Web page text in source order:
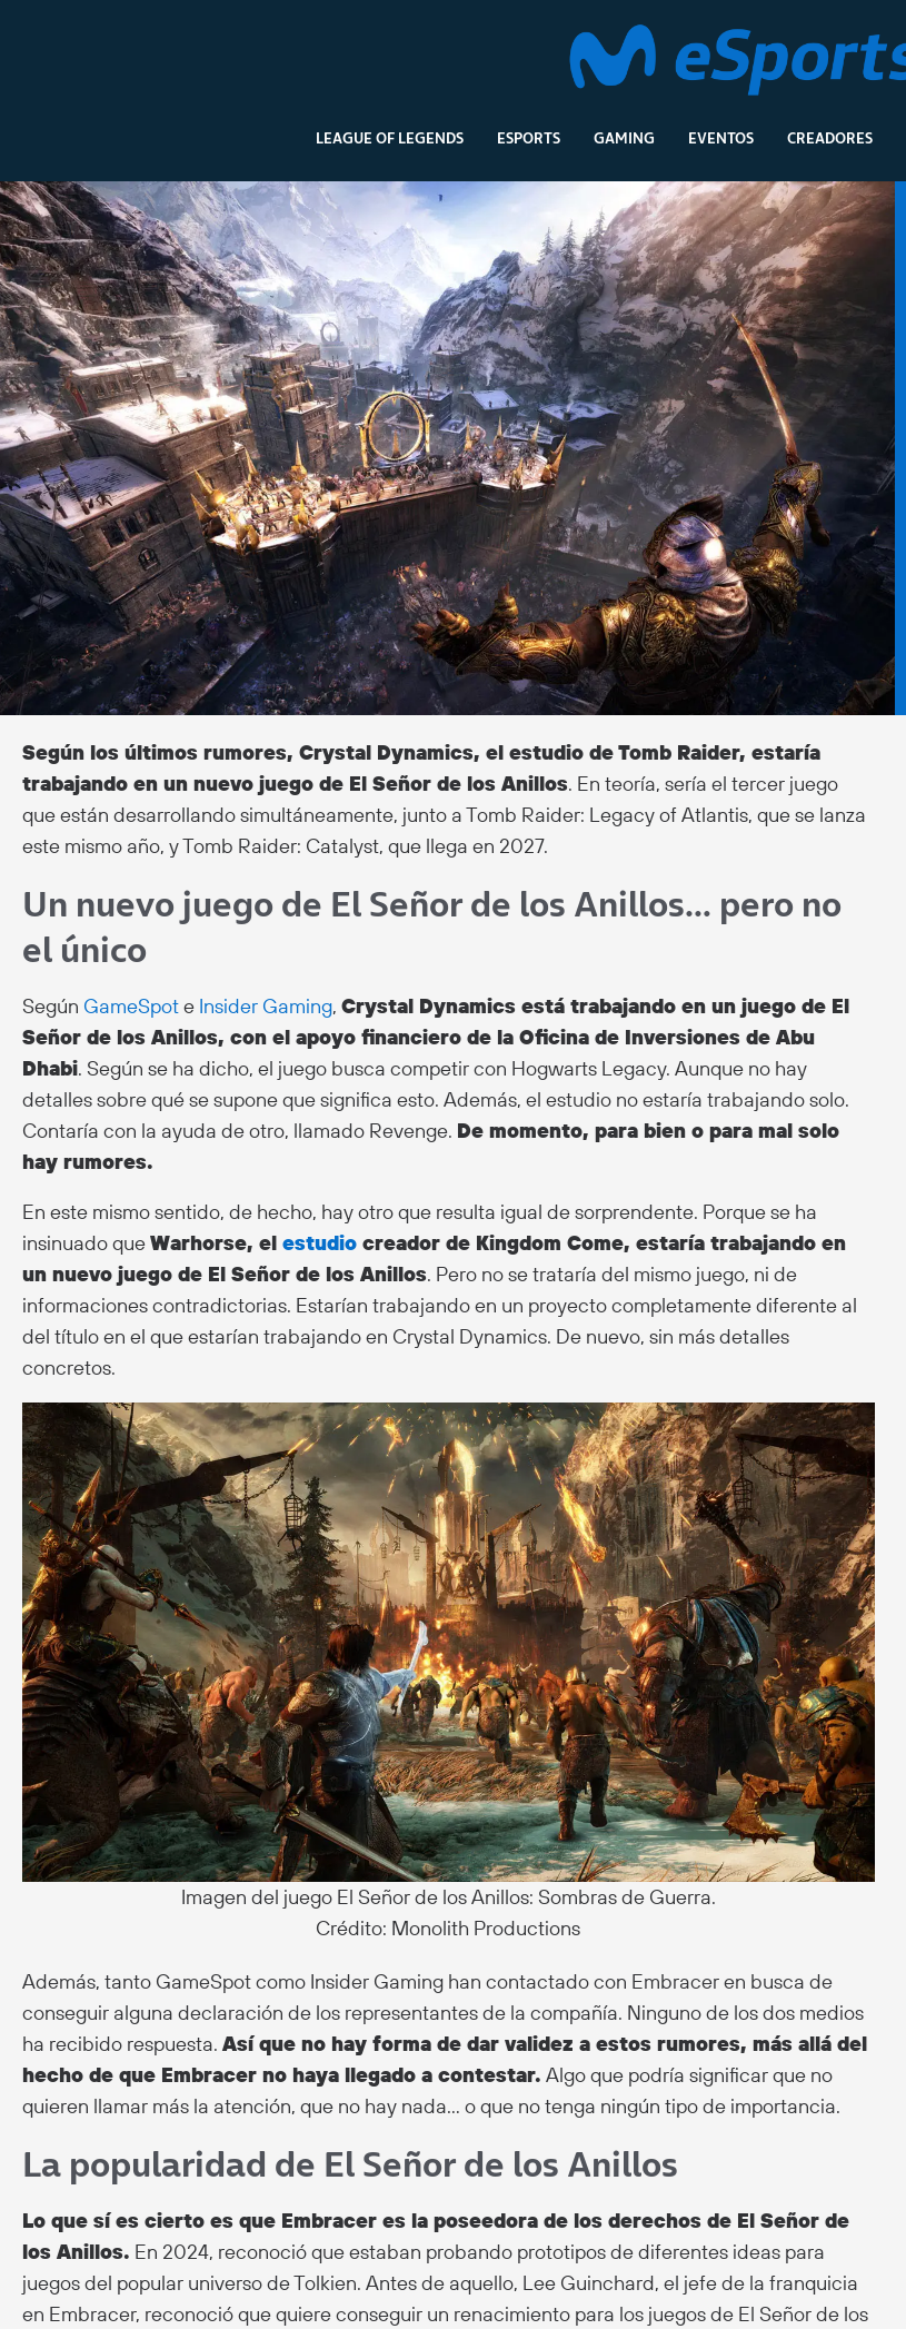
LEAGUE OF LEGENDS ESPORTS GAMING EVENTOS CREADORES
Según los últimos rumores, Crystal Dynamics, el estudio de Tomb Raider, estaría
trabajando en un nuevo juego de El Señor de los Anillos. En teoría, sería el tercer juego
que están desarrollando simultáneamente, junto a Tomb Raider: Legacy of Atlantis, que se lanza
este mismo año, y Tomb Raider: Catalyst, que llega en 2027.
Un nuevo juego de El Señor de los Anillos… pero no
el único
Según GameSpote Insider Gaming, Crystal Dynamics está trabajando en un juego de El
Señor de los Anillos, con el apoyo financiero de la Oficina de Inversiones de Abu
Dhabi. Según se ha dicho, el juego busca competir con Hogwarts Legacy. Aunque no hay
detalles sobre qué se supone que significa esto. Además, el estudio no estaría trabajando solo.
Contaría con la ayuda de otro, llamado Revenge. De momento, para bien o para mal solo
hay rumores.
En este mismo sentido, de hecho, hay otro que resulta igual de sorprendente. Porque se ha
insinuado queWarhorse, el estudio creador de Kingdom Come, estaría trabajando en
un nuevo juego de El Señor de los Anillos. Pero no se trataría del mismo juego, ni de
informaciones contradictorias. Estarían trabajando en un proyecto completamente diferente al
del título en el que estarían trabajando en Crystal Dynamics. De nuevo, sin más detalles
concretos.
Imagen del juego El Señor de los Anillos: Sombras de Guerra.
Crédito: Monolith Productions
Además, tanto GameSpot como Insider Gaming han contactado con Embracer en busca de
conseguir alguna declaración de los representantes de la compañía. Ninguno de los dos medios
ha recibido respuesta. Así que no hay forma de dar validez a estos rumores, más allá del
hecho de que Embracer no haya llegado a contestar. Algo que podría significar que no
quieren llamar más la atención, que no hay nada… o que no tenga ningún tipo de importancia.
La popularidad de El Señor de los Anillos
Lo que sí es cierto es que Embracer es la poseedora de los derechos de El Señor de
los Anillos. En 2024, reconoció que estaban probando prototipos de diferentes ideas para
juegos del popular universo de Tolkien. Antes de aquello, Lee Guinchard, el jefe de la franquicia
en Embracer, reconoció que quiere conseguir un renacimiento para los juegos de El Señor de los